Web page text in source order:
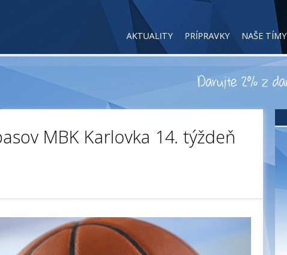
AKTUALITY PRÍPRAVKY NAŠE TÍMY
MBK Karlovka 14. týždeň